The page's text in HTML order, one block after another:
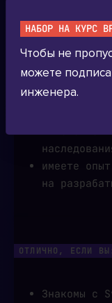
симуляторе
контроля
владеете
знакомы со
Bash,
пишете
имеете
на
ОТЛИЧНО, ЕСЛИ ВЫ:
Знакомы с
НАБОР НА КУРС
Чтобы не
можете
инженера.